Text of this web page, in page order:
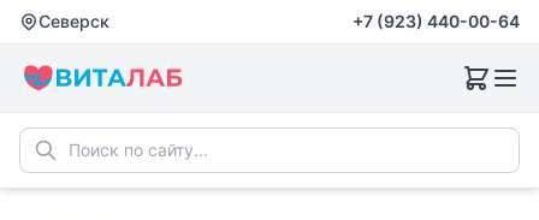
Северск +7 (923) 440-00-64